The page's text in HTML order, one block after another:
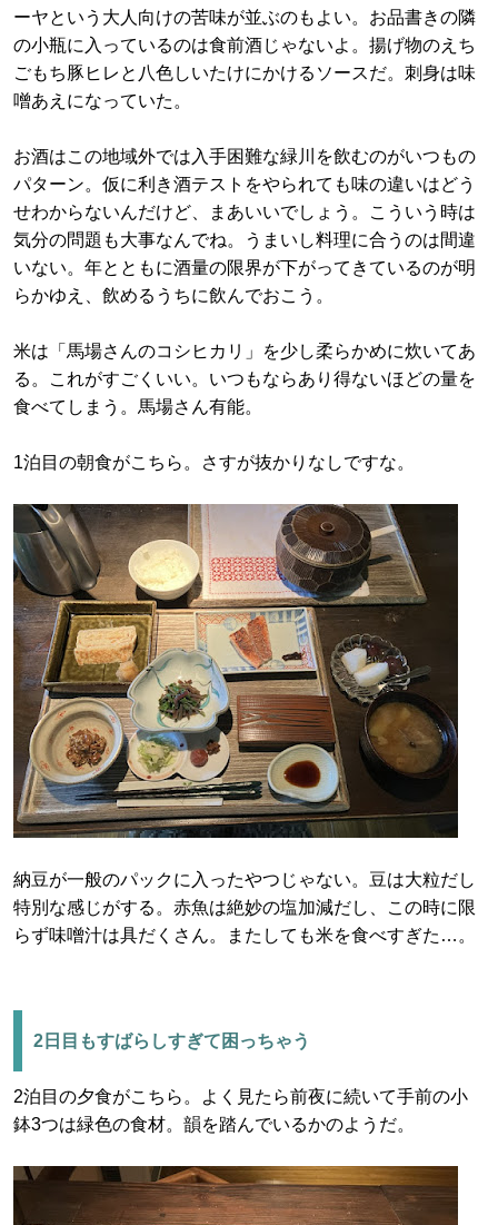
ーヤという大人向けの苦味が並ぶのもよい。お品書きの隣
の小瓶に入っているのは食前酒じゃないよ。揚げ物のえち
ごもち豚ヒレと八色しいたけにかけるソースだ。刺身は味
噌あえになっていた。
お酒はこの地域外では入手困難な緑川を飲むのがいつもの
パターン。仮に利き酒テストをやられても味の違いはどう
せわからないんだけど、まあいいでしょう。こういう時は
気分の問題も大事なんでね。うまいし料理に合うのは間違
いない。年とともに酒量の限界が下がってきているのが明
らかゆえ、飲めるうちに飲んでおこう。
米は「馬場さんのコシヒカリ」を少し柔らかめに炊いてあ
る。これがすごくいい。いつもならあり得ないほどの量を
食べてしまう。馬場さん有能。
1泊目の朝食がこちら。さすが抜かりなしですな。
納豆が一般のパックに入ったやつじゃない。豆は大粒だし
特別な感じがする。赤魚は絶妙の塩加減だし、この時に限
らず味噌汁は具だくさん。またしても米を食べすぎた…。
2日目もすばらしすぎて困っちゃう
2泊目の夕食がこちら。よく見たら前夜に続いて手前の小
鉢3つは緑色の食材。韻を踏んでいるかのようだ。